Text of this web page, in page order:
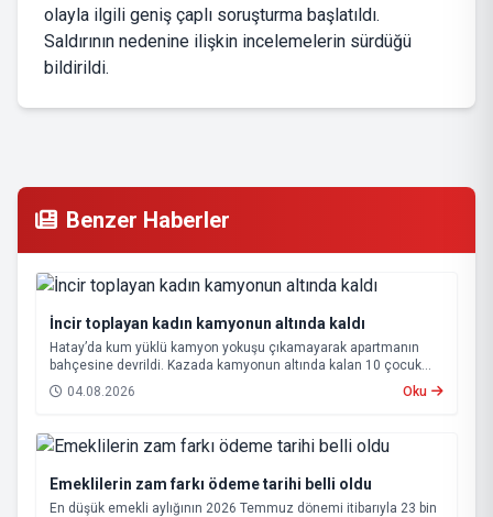
olayla ilgili geniş çaplı soruşturma başlatıldı.
Saldırının nedenine ilişkin incelemelerin sürdüğü
bildirildi.
Benzer Haberler
İncir toplayan kadın kamyonun altında kaldı
Hatay’da kum yüklü kamyon yokuşu çıkamayarak apartmanın
bahçesine devrildi. Kazada kamyonun altında kalan 10 çocuk
annesi 65 yaşındaki kadın hayatını kaybetti.
04.08.2026 Oku
Emeklilerin zam farkı ödeme tarihi belli oldu
En düşük emekli aylığının 2026 Temmuz dönemi itibarıyla 23 bin